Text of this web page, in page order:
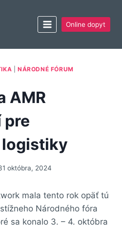
Online dopyt
|NÁRODNÉ FÓRUM
AMR
októbra, 2024
mala tento rok opäť tú
Národného fóra
sa konalo 3. – 4. októbra